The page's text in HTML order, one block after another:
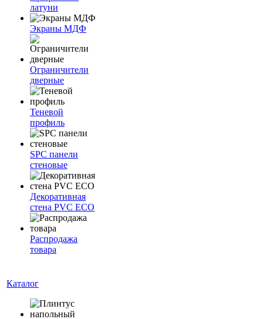
латуни
Экраны МДФ
Ограничители
дверные
Теневой
профиль
SPC панели
стеновые
Декоративная
стена PVC ECO
Распродажа
товара
Каталог